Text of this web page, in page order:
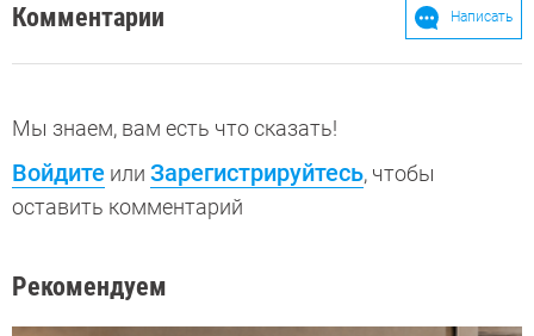
Комментарии Написать
Мы знаем, вам есть что сказать!
Войдите или Зарегистрируйтесь, чтобы
оставить комментарий
Рекомендуем